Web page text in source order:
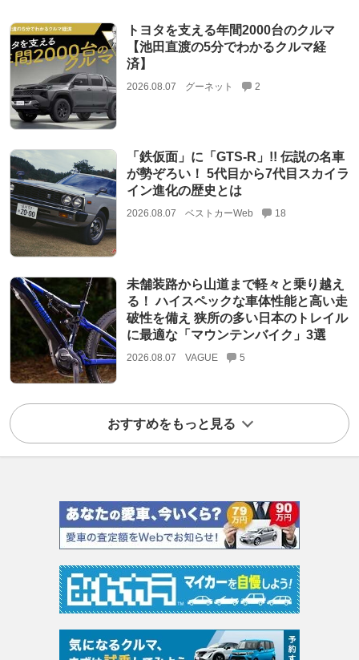
トヨタを支える年間2000台のクルマ
【池田直渡の5分でわかるクルマ経
済】
2026.08.07 グーネット 2
「鉄仮面」に「GTS-R」!! 伝説の名車
が勢ぞろい！ 5代目から7代目スカイラ
イン進化の歴史とは
2026.08.07 ベストカーWeb 18
未舗装路から山道まで軽々と乗り越え
る！ ハイスペックな車体性能と高い走
破性を備え 狭所の多い日本のトレイル
に最適な「マウンテンバイク」3選
2026.08.07 VAGUE 5
おすすめをもっと見る